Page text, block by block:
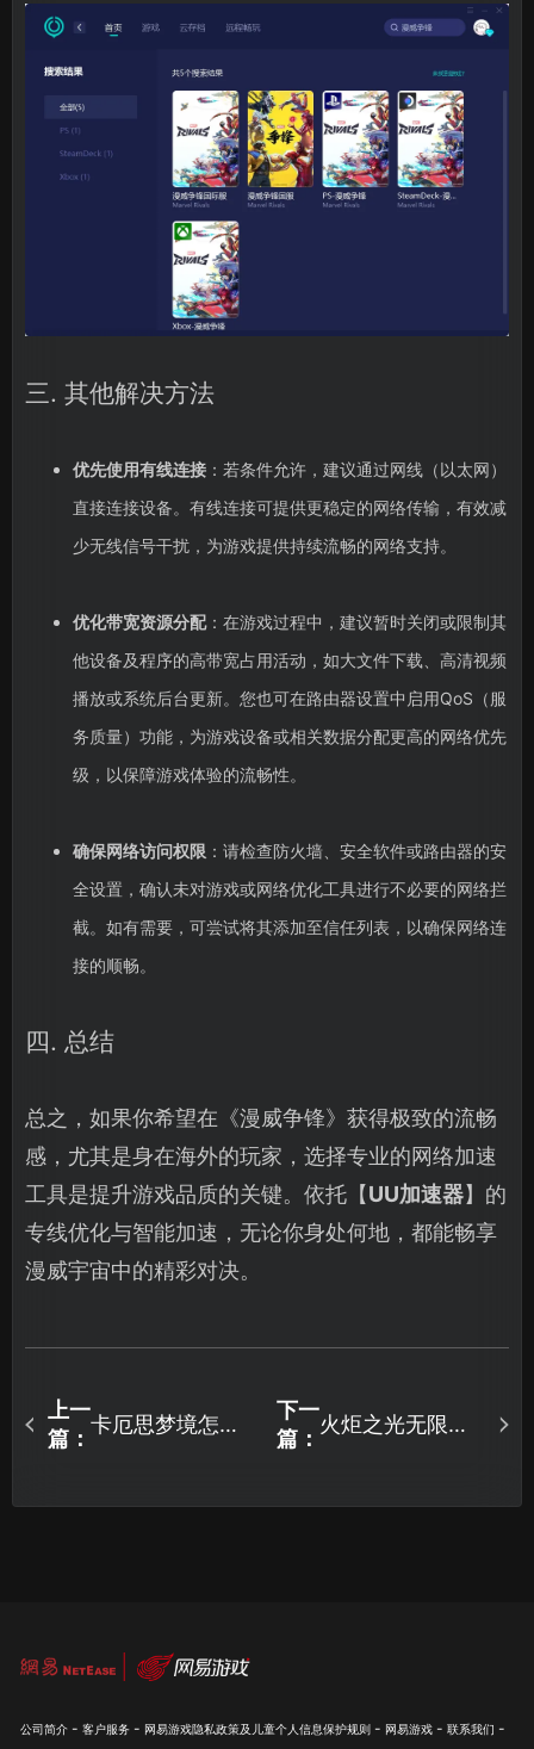
三. 其他解决方法
优先使用有线连接：若条件允许，建议通过网线（以太网）
直接连接设备。有线连接可提供更稳定的网络传输，有效减
少无线信号干扰，为游戏提供持续流畅的网络支持。
优化带宽资源分配：在游戏过程中，建议暂时关闭或限制其
他设备及程序的高带宽占用活动，如大文件下载、高清视频
播放或系统后台更新。您也可在路由器设置中启用QoS（服
务质量）功能，为游戏设备或相关数据分配更高的网络优先
级，以保障游戏体验的流畅性。
确保网络访问权限 ：请检查防火墙、安全软件或路由器的安
全设置，确认未对游戏或网络优化工具进行不必要的网络拦
截。如有需要，可尝试将其添加至信任列表，以确保网络连
接的顺畅。
四. 总结
总之，如果你希望在《漫威争锋》获得极致的流畅
感，尤其是身在海外的玩家，选择专业的网络加速
工具是提升游戏品质的关键。依托【UU加速器】的
专线优化与智能加速，无论你身处何地，都能畅享
漫威宇宙中的精彩对决。
上一
篇：
卡厄思梦境怎么
程！
下一
篇：
火炬之光无限国
公司简介 - 客户服务 - 网易游戏隐私政策及儿童个人信息保护规则 - 网易游戏 - 联系我们 -